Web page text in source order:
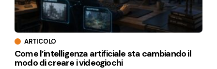
ARTICOLO
Come l’intelligenza artificiale sta cambiando il
modo di creare i videogiochi